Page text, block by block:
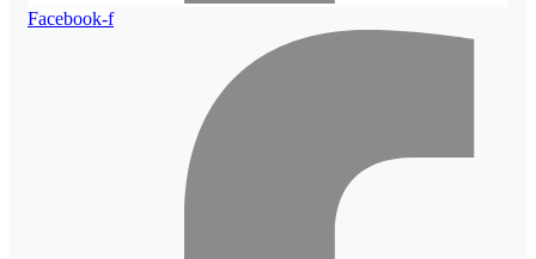
Facebook-f